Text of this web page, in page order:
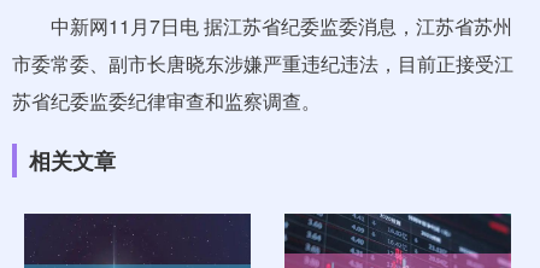
中新网11月7日电 据江苏省纪委监委消息，江苏省苏州
市委常委、副市长唐晓东涉嫌严重违纪违法，目前正接受江
苏省纪委监委纪律审查和监察调查。
相关文章